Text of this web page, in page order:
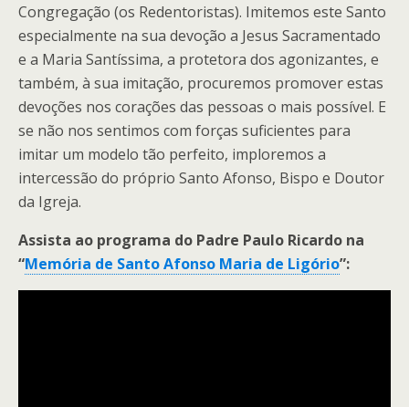
Congregação (os Redentoristas). Imitemos este Santo
especialmente na sua devoção a Jesus Sacramentado
e a Maria Santíssima, a protetora dos agonizantes, e
também, à sua imitação, procuremos promover estas
devoções nos corações das pessoas o mais possível. E
se não nos sentimos com forças suficientes para
imitar um modelo tão perfeito, imploremos a
intercessão do próprio Santo Afonso, Bispo e Doutor
da Igreja.
Assista ao programa do Padre Paulo Ricardo na
“Memória de Santo Afonso Maria de Ligório”: